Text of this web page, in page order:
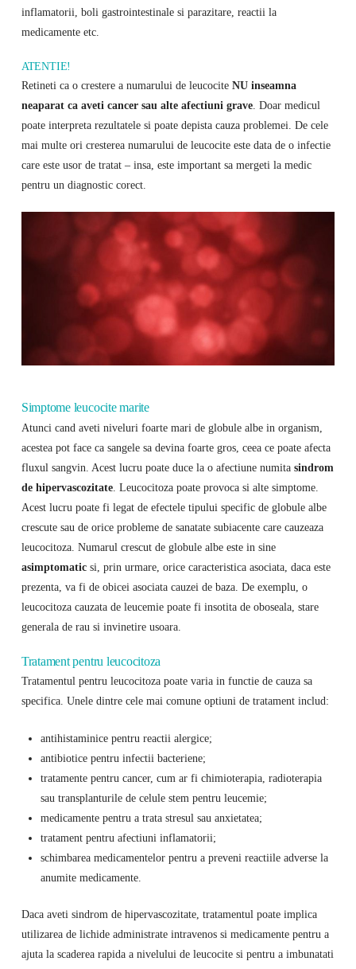
inflamatorii, boli gastrointestinale si parazitare, reactii la
medicamente etc.
ATENTIE!
Retineti ca o crestere a numarului de leucocite NU inseamna
neaparat ca aveti cancer sau alte afectiuni grave. Doar medicul
poate interpreta rezultatele si poate depista cauza problemei. De cele
mai multe ori cresterea numarului de leucocite este data de o infectie
care este usor de tratat – insa, este important sa mergeti la medic
pentru un diagnostic corect.
Simptome leucocite marite
Atunci cand aveti niveluri foarte mari de globule albe in organism,
acestea pot face ca sangele sa devina foarte gros, ceea ce poate afecta
fluxul sangvin. Acest lucru poate duce la o afectiune numita sindrom
de hipervascozitate. Leucocitoza poate provoca si alte simptome.
Acest lucru poate fi legat de efectele tipului specific de globule albe
crescute sau de orice probleme de sanatate subiacente care cauzeaza
leucocitoza. Numarul crescut de globule albe este in sine
asimptomaticsi, prin urmare, orice caracteristica asociata, daca este
prezenta, va fi de obicei asociata cauzei de baza. De exemplu, o
leucocitoza cauzata de leucemie poate fi insotita de oboseala, stare
generala de rau si invinetire usoara.
Tratament pentru leucocitoza
Tratamentul pentru leucocitoza poate varia in functie de cauza sa
specifica. Unele dintre cele mai comune optiuni de tratament includ:
antihistaminice pentru reactii alergice;
antibiotice pentru infectii bacteriene;
tratamente pentru cancer, cum ar fi chimioterapia, radioterapia
sau transplanturile de celule stem pentru leucemie;
medicamente pentru a trata stresul sau anxietatea;
tratament pentru afectiuni inflamatorii;
schimbarea medicamentelor pentru a preveni reactiile adverse la
anumite medicamente.
Daca aveti sindrom de hipervascozitate, tratamentul poate implica
utilizarea de lichide administrate intravenos si medicamente pentru a
ajuta la scaderea rapida a nivelului de leucocite si pentru a imbunatati